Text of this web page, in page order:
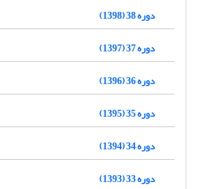
دوره 38 (1398)
دوره 37 (1397)
دوره 36 (1396)
دوره 35 (1395)
دوره 34 (1394)
دوره 33 (1393)